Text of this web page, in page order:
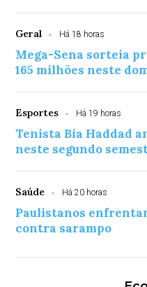
Geral Há 18 horas
Mega-Sena sorteia
165 milhões neste
Esportes Há 19 horas
Tenista Bia Haddad
neste segundo
Saúde Há 20 horas
Paulistanos
contra sarampo